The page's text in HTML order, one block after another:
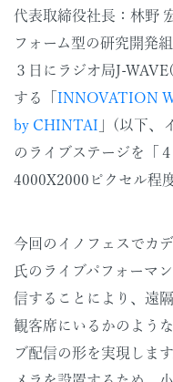
代表取締役社長：林野
フォーム型の研究開発
３日にラジオ局J-
する「 INNOVATION
by CHINTAI 」(以下、
のライブステージを「
4000X2000ピクセル程
今回のイノフェスでカ
氏のライブパフォーマ
信することにより、遠
観客席にいるかのよう
ブ配信の形を実現しま